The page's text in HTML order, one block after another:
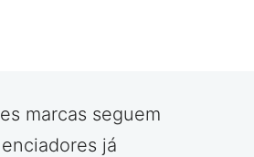
marcas seguem
já